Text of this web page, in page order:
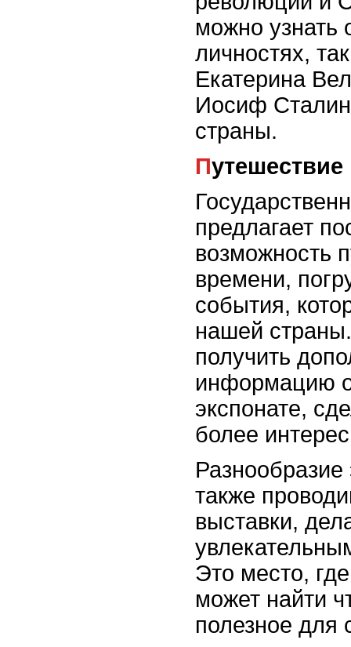
можно узнать
личностях,
Екатерина
Иосиф
страны.
предлагает
возможность
времени,
события,
нашей
получить
информацию
экспонате,
более
также
выставки,
Это место,
может найти
полезное для